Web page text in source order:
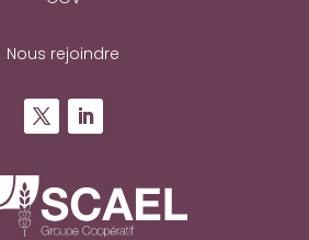
Nous rejoindre